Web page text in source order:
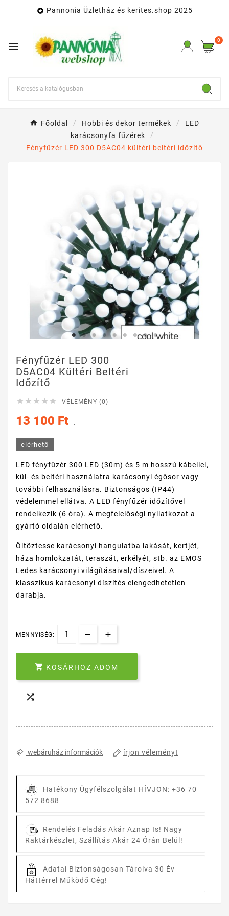
 Pannonia Üzletház és kerites.shop 2025

0
Főoldal Hobbi és dekor termékek
LED
karácsonyfa fűzérek
Fényfűzér LED 300 D5AC04 kültéri beltéri időzítő
Fényfűzér LED 300
D5AC04 Kültéri Beltéri
Időzítő
     VÉLEMÉNY (0)
13 100 Ft .
elérhető
LED fényfűzér 300 LED (30m) és 5 m hosszú kábellel,
kül- és beltéri használatra karácsonyi égősor vagy
további felhasználásra. Biztonságos (IP44)
védelemmel ellátva. A LED fényfűzér időzítővel
rendelkezik (6 óra). A megfelelőségi nyilatkozat a
gyártó oldalán elérhető.
Öltöztesse karácsonyi hangulatba lakását, kertjét,
háza homlokzatát, teraszát, erkélyét, stb. az EMOS
Ledes karácsonyi világításaival/díszeivel. A
klasszikus karácsonyi díszítés elengedhetetlen
darabja.
MENNYISÉG:
 KOSÁRHOZ ADOM

webáruház információk írjon véleményt
Hatékony Ügyfélszolgálat HÍVJON: +36 70
572 8688
Rendelés Feladás Akár Aznap Is! Nagy
Raktárkészlet, Szállítás Akár 24 Órán Belül!
Adatai Biztonságosan Tárolva 30 Év
Háttérrel Működő Cég!